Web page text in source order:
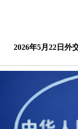
2026年5月22日外